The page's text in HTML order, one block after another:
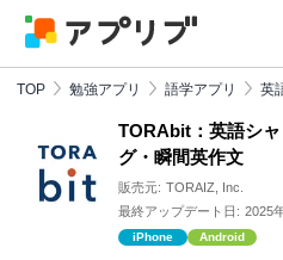
TOP 勉強アプリ 語学アプリ 英
TORAbit：英語シ
グ・瞬間英作文
販売元: TORAIZ, Inc.
最終アップデート日: 2025
iPhone Android